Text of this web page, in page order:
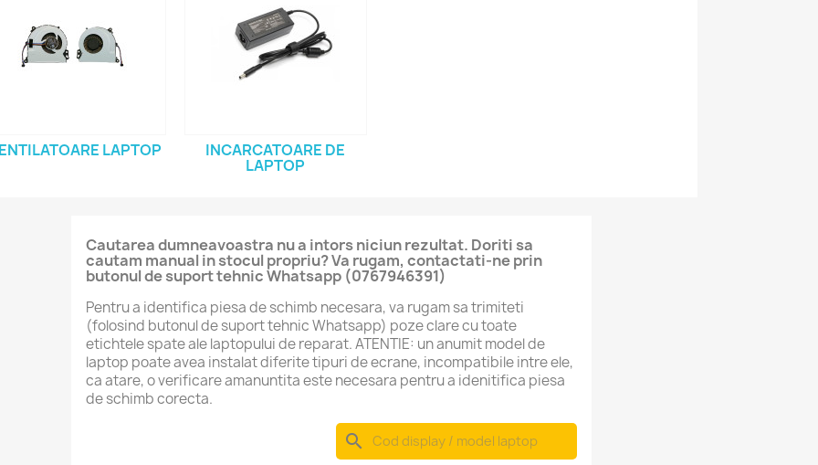
LAPTOP INCARCATOARE DE
LAPTOP
Cautarea dumneavoastra nu a intors niciun rezultat. Doriti sa
cautam manual in stocul propriu? Va rugam, contactati-ne prin
butonul de suport tehnic Whatsapp (0767946391)
Pentru a identifica piesa de schimb necesara, va rugam sa trimiteti
(folosind butonul de suport tehnic Whatsapp) poze clare cu toate
etichtele spate ale laptopului de reparat. ATENTIE: un anumit model de
laptop poate avea instalat diferite tipuri de ecrane, incompatibile intre ele,
ca atare, o verificare amanuntita este necesara pentru a idenitifica piesa
de schimb corecta.
search